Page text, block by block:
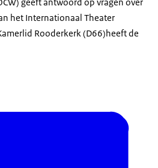
het Internationaal Theater
Rooderkerk (D66)heeft de